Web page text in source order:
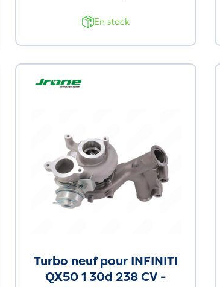
En stock
Turbo neuf pour INFINITI
QX50 1 30d 238 CV -